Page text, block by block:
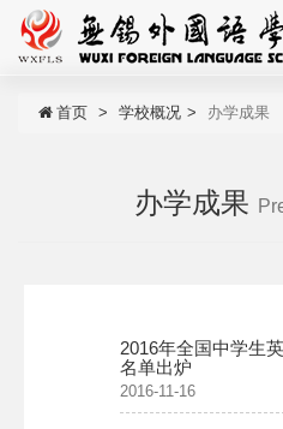
首页 学校概况 办学成果
办学成果
2016年全国中学生
名单出炉​
2016-11-16